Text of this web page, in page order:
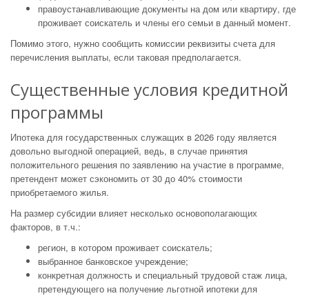
правоустанавливающие документы на дом или квартиру, где
проживает соискатель и члены его семьи в данный момент.
Помимо этого, нужно сообщить комиссии реквизиты счета для
перечисления выплаты, если таковая предполагается.
Существенные условия кредитной
программы
Ипотека для государственных служащих в 2026 году является
довольно выгодной операцией, ведь, в случае принятия
положительного решения по заявлению на участие в программе,
претендент может сэкономить от 30 до 40% стоимости
приобретаемого жилья.
На размер субсидии влияет несколько основополагающих
факторов, в т.ч.:
регион, в котором проживает соискатель;
выбранное банковское учреждение;
конкретная должность и специальный трудовой стаж лица,
претендующего на получение льготной ипотеки для